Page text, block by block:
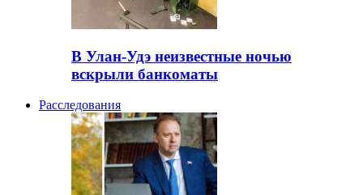
В Улан-Удэ неизвестные ночью
вскрыли банкоматы
Расследования